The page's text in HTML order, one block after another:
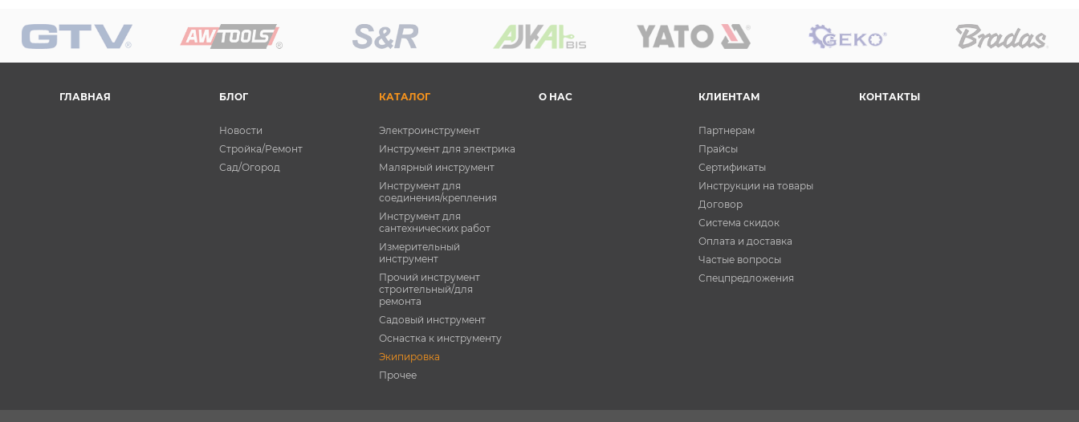
ГЛАВНАЯ БЛОГ
Новости
Стройка/Ремонт
Сад/Огород
КАТАЛОГ
Электроинструмент
Инструмент для электрика
Малярный инструмент
Инструмент для
соединения/крепления
Инструмент для
сантехнических работ
Измерительный
инструмент
Прочий инструмент
строительный/для
ремонта
Садовый инструмент
Оснастка к инструменту
Экипировка
Прочее
О НАС КЛИЕНТАМ
Партнерам
Прайсы
Сертификаты
Инструкции на товары
Договор
Система скидок
Оплата и доставка
Частые вопросы
Спецпредложения
КОНТАКТЫ